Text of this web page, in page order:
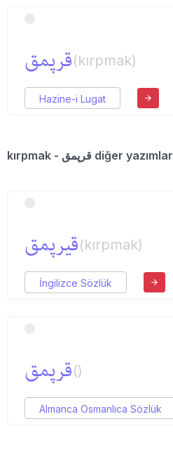
قرپمق(kırpmak)
Hazine-i Lugat
kırpmak - قرپمق diğer yazımlar
قیرپمق(kırpmak)
İngilizce Sözlük
قرپمق()
Almanca Osmanlıca Sözlük